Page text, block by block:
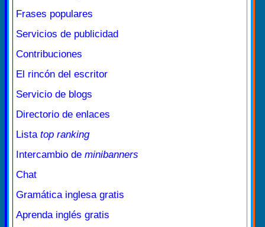
Frases populares
Servicios de publicidad
Contribuciones
El rincón del escritor
Servicio de blogs
Directorio de enlaces
Lista top ranking
Intercambio de minibanners
Chat
Gramática inglesa gratis
Aprenda inglés gratis